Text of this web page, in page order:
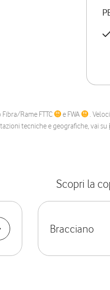
Fibra/Rame FTTC e FWA .
tecniche e geografiche, vai su
Scopri la
Bracciano